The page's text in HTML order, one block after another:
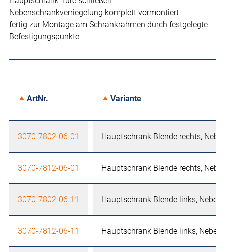
Nebenschrankverriegelung komplett vormontiert
fertig zur Montage am Schrankrahmen durch festgelegte
Befestigungspunkte
ArtNr. Variante
3070-7802-06-01 Hauptschrank Blende rechts,
3070-7812-06-01 Hauptschrank Blende rechts,
3070-7802-06-11 Hauptschrank Blende links,
3070-7812-06-11 Hauptschrank Blende links,